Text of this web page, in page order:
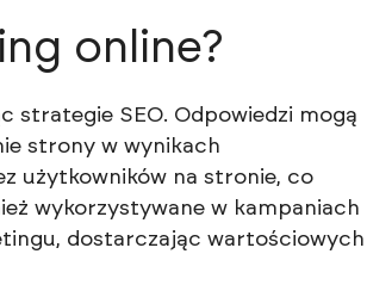
online?
strategie SEO. Odpowiedzi mogą
strony w wynikach
użytkowników na stronie, co
wykorzystywane w kampaniach
dostarczając wartościowych